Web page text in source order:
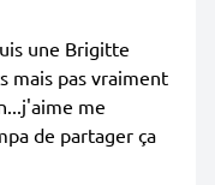
une Brigitte
mais pas vraiment
me
de partager ça